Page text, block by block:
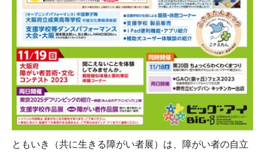
ともいき（共に生きる障がい者展）は、障がい者の自立